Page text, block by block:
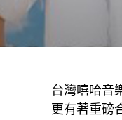
台灣嘻哈音
更有著重磅